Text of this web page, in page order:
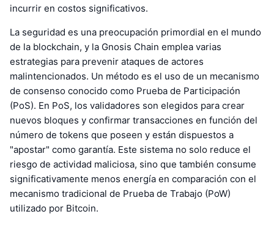
incurrir en costos significativos.
La seguridad es una preocupación primordial en el mundo
de la blockchain, y la Gnosis Chain emplea varias
estrategias para prevenir ataques de actores
malintencionados. Un método es el uso de un mecanismo
de consenso conocido como Prueba de Participación
(PoS). En PoS, los validadores son elegidos para crear
nuevos bloques y confirmar transacciones en función del
número de tokens que poseen y están dispuestos a
"apostar" como garantía. Este sistema no solo reduce el
riesgo de actividad maliciosa, sino que también consume
significativamente menos energía en comparación con el
mecanismo tradicional de Prueba de Trabajo (PoW)
utilizado por Bitcoin.